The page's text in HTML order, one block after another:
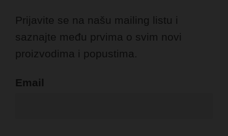
Prijavite se na našu mailing listu i
saznajte među prvima o svim novi
proizvodima i popustima.
Email